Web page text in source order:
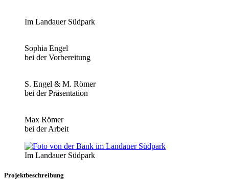
Im Landauer Südpark
Sophia Engel
bei der Vorbereitung
S. Engel & M. Römer
bei der Präsentation
Max Römer
bei der Arbeit
Im Landauer Südpark
Projektbeschreibung